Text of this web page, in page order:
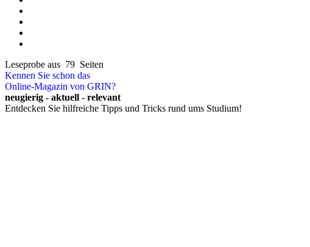
Leseprobe aus 79 Seiten
Kennen Sie schon das
Online-Magazin von GRIN?
neugierig - aktuell - relevant
Entdecken Sie hilfreiche Tipps und Tricks rund ums Studium!